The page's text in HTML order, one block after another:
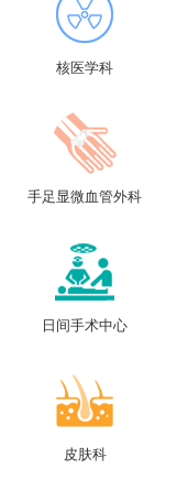
核医学科
手足显微血管外科
日间手术中心
皮肤科